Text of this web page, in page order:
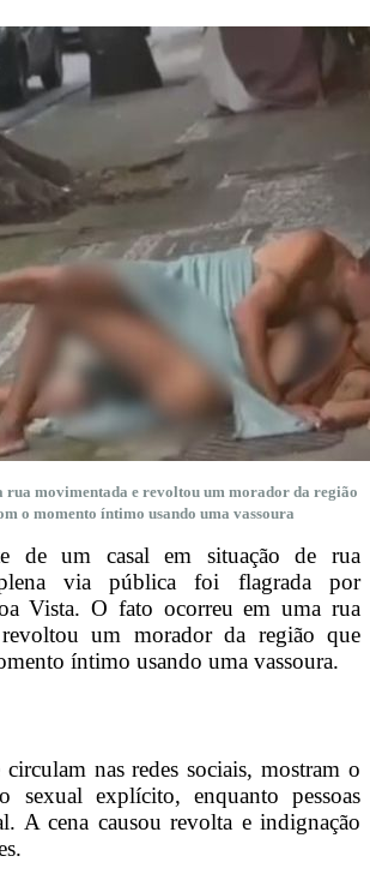
rua movimentada e revoltou um morador da região
o momento íntimo usando uma vassoura
de um casal em situação de rua
via pública foi flagrada por
Vista. O fato ocorreu em uma rua
um morador da região que
íntimo usando uma vassoura.
nas redes sociais, mostram o
sexual explícito, enquanto pessoas
A cena causou revolta e indignação